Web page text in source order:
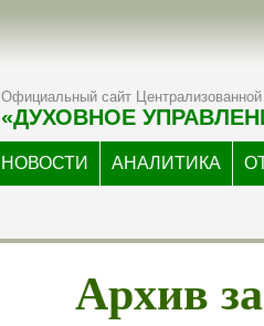
Официальный сайт Централизованной
«ДУХОВНОЕ
НОВОСТИ АНАЛИТИКА
Архив